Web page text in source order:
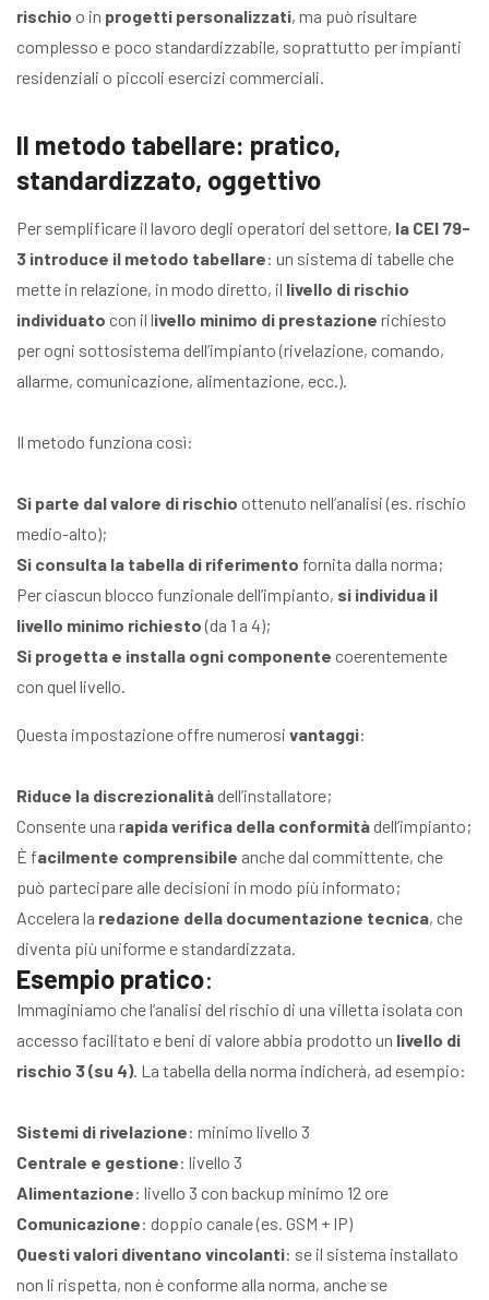
rischio o in progetti personalizzati, ma può risultare
complesso e poco standardizzabile, soprattutto per impianti
residenziali o piccoli esercizi commerciali.
Il metodo tabellare: pratico,
standardizzato, oggettivo
Per semplificare il lavoro degli operatori del settore, la CEI 79-
3 introduce il metodo tabellare: un sistema di tabelle che
mette in relazione, in modo diretto, il livello di rischio
individuato con il livello minimo di prestazione richiesto
per ogni sottosistema dell’impianto (rivelazione, comando,
allarme, comunicazione, alimentazione, ecc.).
Il metodo funziona così:
Si parte dal valore di rischio ottenuto nell’analisi (es. rischio
medio-alto);
Si consulta la tabella di riferimento fornita dalla norma;
Per ciascun blocco funzionale dell’impianto, si individua il
livello minimo richiesto(da 1 a 4);
Si progetta e installa ogni componente coerentemente
con quel livello.
Questa impostazione offre numerosi vantaggi:
Riduce la discrezionalitàdell’installatore;
Consente una rapida verifica della conformitàdell’impianto;
È facilmente comprensibile anche dal committente, che
può partecipare alle decisioni in modo più informato;
Accelera la redazione della documentazione tecnica, che
diventa più uniforme e standardizzata.
Esempio pratico:
Immaginiamo che l’analisi del rischio di una villetta isolata con
accesso facilitato e beni di valore abbia prodotto un livello di
rischio 3 (su 4). La tabella della norma indicherà, ad esempio:
Sistemi di rivelazione: minimo livello 3
Centrale e gestione: livello 3
Alimentazione: livello 3 con backup minimo 12 ore
Comunicazione: doppio canale (es. GSM + IP)
Questi valori diventano vincolanti: se il sistema installato
non li rispetta, non è conforme alla norma, anche se